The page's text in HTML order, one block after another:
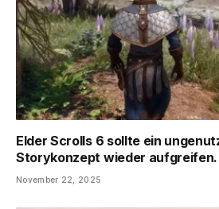
Elder Scrolls 6 sollte ein
Storykonzept wieder aufgreifen.
November 22, 2025